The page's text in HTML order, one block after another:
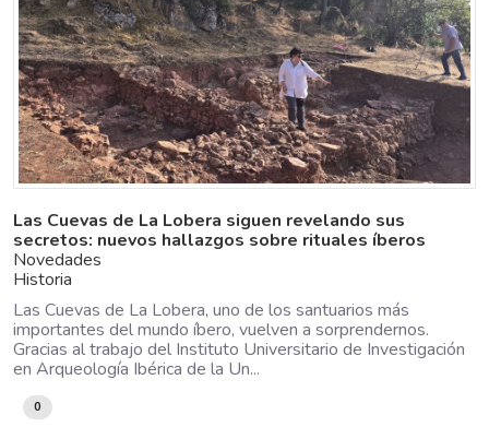
Las Cuevas de La Lobera siguen revelando sus
secretos: nuevos hallazgos sobre rituales íberos
Novedades
Historia
Las Cuevas de La Lobera, uno de los santuarios más
importantes del mundo íbero, vuelven a sorprendernos.
Gracias al trabajo del Instituto Universitario de Investigación
en Arqueología Ibérica de la Un...
0